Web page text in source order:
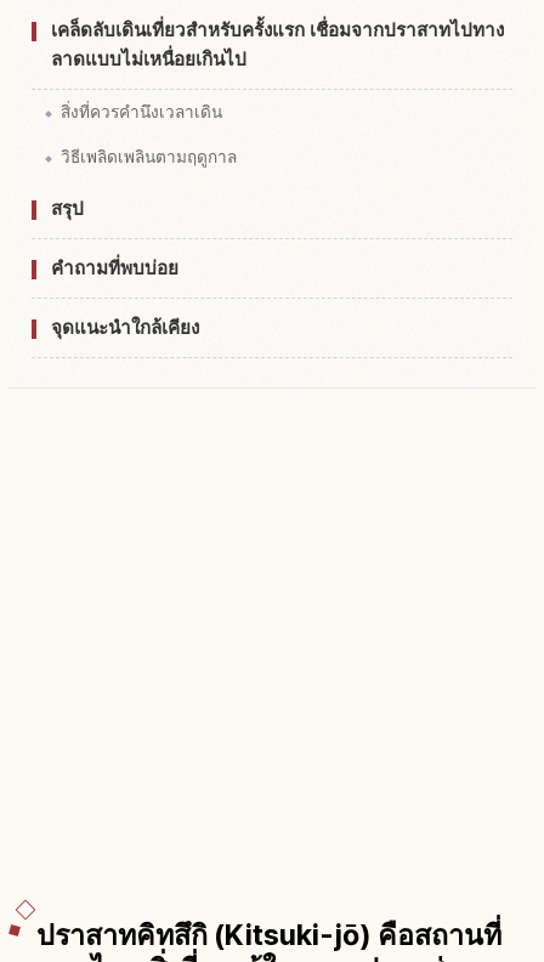
เคล็ดลับเดินเที่ยวสำหรับครั้งแรก เชื่อมจากปราสาทไปทาง
ลาดแบบไม่เหนื่อยเกินไป
สิ่งที่ควรคำนึงเวลาเดิน
วิธีเพลิดเพลินตามฤดูกาล
สรุป
คำถามที่พบบ่อย
จุดแนะนำใกล้เคียง
ปราสาทคิทสึกิ (Kitsuki-jō) คือสถานที่